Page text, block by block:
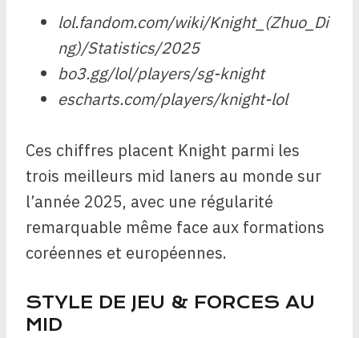
lol.fandom.com/wiki/Knight_(Zhuo_Di
ng)/Statistics/2025
bo3.gg/lol/players/sg-knight
escharts.com/players/knight-lol
Ces chiffres placent Knight parmi les
trois meilleurs mid laners au monde sur
l’année 2025, avec une régularité
remarquable même face aux formations
coréennes et européennes.
STYLE DE JEU & FORCES AU
MID